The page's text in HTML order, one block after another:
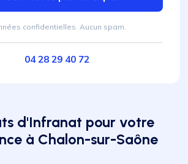
confidentielles. Aucun spam.
04 28 29 40 72
d'Infranat pour votre
à Chalon-sur-Saône